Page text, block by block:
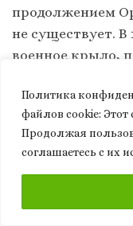
Политика
файлов сookie: Этот
Продолжая
соглашаетесь с их
продолжением
не существует. В
военное крыло,
Португальской
воинствующих
Это все хорошо,
дебатировать
потом – все эти